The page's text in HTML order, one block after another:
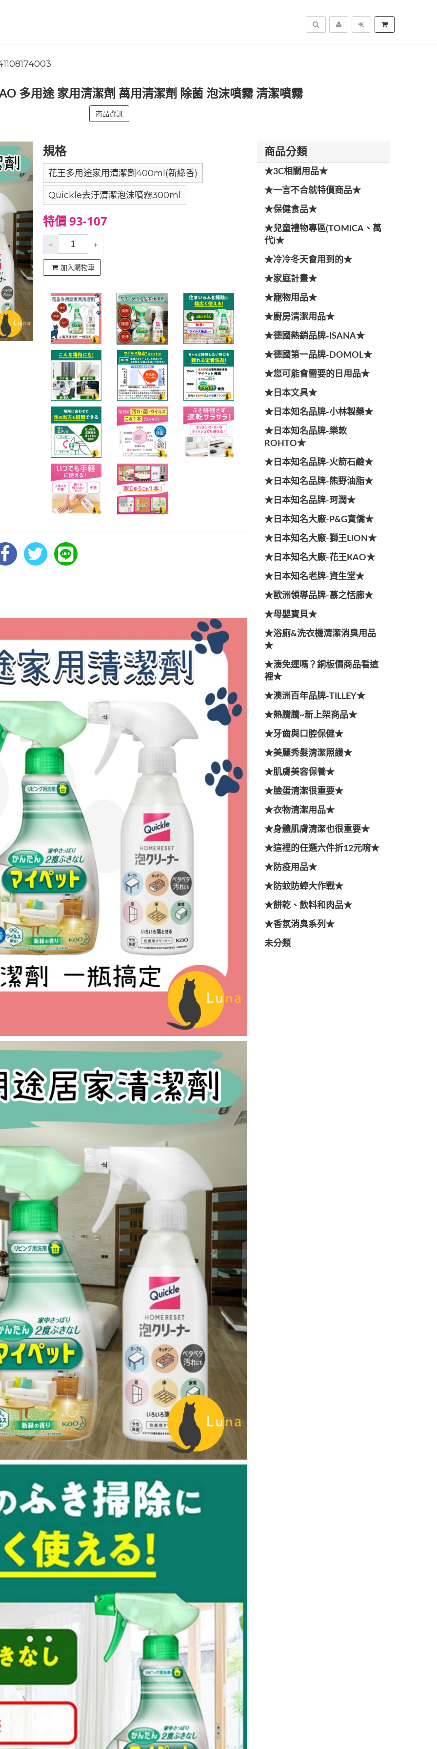
搜尋
多用途 家用清潔劑 萬用清潔劑 除菌 泡沫噴霧 清潔噴霧
商品資訊
規格
花王多用途家用清潔劑400ml(新綠香)
Quickle去汙清潔泡沫噴霧300ml
特價 93-107
加入購物車
商品分類
★3C相關用品★
★一言不合就特價商品★
★保健食品★
★兒童禮物專區(TOMICA、萬
代)★
★冷冷冬天會用到的★
★家庭計畫★
★寵物用品★
★廚房清潔用品★
★德國熱銷品牌-ISANA★
★德國第一品牌-DOMOL★
★您可能會需要的日用品★
★日本文具★
★日本知名品牌-小林製藥★
★日本知名品牌-樂敦
ROHTO★
★日本知名品牌-火箭石鹼★
★日本知名品牌-熊野油脂★
★日本知名品牌-珂潤★
★日本知名大廠-P&G寶僑★
★日本知名大廠-獅王LION★
★日本知名大廠-花王KAO★
★日本知名老牌-資生堂★
★歐洲領導品牌-慕之恬廊★
★母嬰寶貝★
★浴廁&洗衣機清潔消臭用品
★
★湊免運嗎？銅板價商品看這
裡★
★澳洲百年品牌-TILLEY★
★熱騰騰~新上架商品★
★牙齒與口腔保健★
★美麗秀髮清潔照護★
★肌膚美容保養★
★臉蛋清潔很重要★
★衣物清潔用品★
★身體肌膚清潔也很重要★
★這裡的任選六件折12元唷★
★防疫用品★
★防蚊防蟑大作戰★
★餅乾、飲料和肉品★
★香氛消臭系列★
未分類